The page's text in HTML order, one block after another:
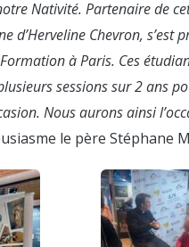
Nativité. Partenaire de
d’Herveline Chevron,
Formation à Paris. Ces
sessions sur 2 ans
Nous aurons ainsi
le père Stéphane